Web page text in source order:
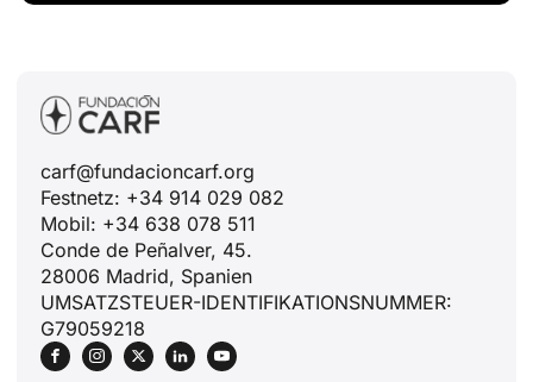
carf@fundacioncarf.org
Festnetz: +34 914 029 082
Mobil: +34 638 078 511
Conde de Peñalver, 45.
28006 Madrid, Spanien
UMSATZSTEUER-IDENTIFIKATIONSNUMMER:
G79059218